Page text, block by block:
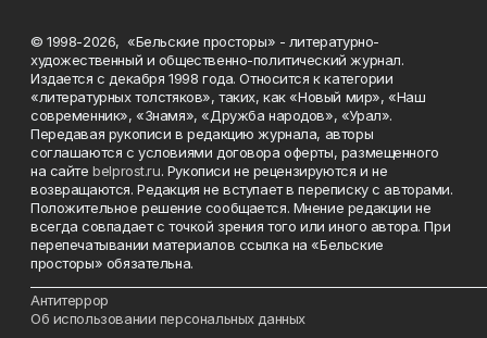
© 1998-2026, «Бельские просторы» - литературно-
художественный и общественно-политический журнал.
Издается с декабря 1998 года. Относится к категории
«литературных толстяков», таких, как «Новый мир», «Наш
современник», «Знамя», «Дружба народов», «Урал».
Передавая рукописи в редакцию журнала, авторы
соглашаются с условиями договора оферты, размещенного
на сайтеbelprost.ru. Рукописи не рецензируются и не
возвращаются. Редакция не вступает в переписку с авторами.
Положительное решение сообщается. Мнение редакции не
всегда совпадает с точкой зрения того или иного автора. При
перепечатывании материалов ссылка на «Бельские
просторы» обязательна.
Антитеррор
Об использовании персональных данных